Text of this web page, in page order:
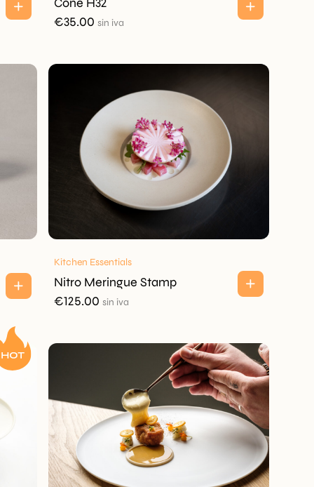
€35.00 sin iva
Kitchen Essentials
Nitro Meringue Stamp
€125.00 sin iva